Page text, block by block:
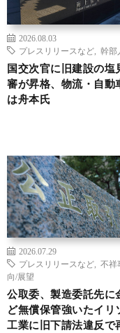
2026.08.03
プレスリリースなど
幹部
国交次官に旧建設の塩
審が昇格、物流・自動
は舟本氏
2026.07.29
プレスリリースなど
不祥
向/展望
公取委、製造委託先に
ど無償保管強いたイリ
工業に旧下請法違反で